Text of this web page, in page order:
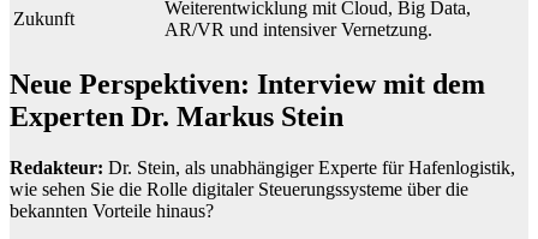
Zukunft
Weiterentwicklung mit Cloud, Big Data,
AR/VR und intensiver Vernetzung.
Neue Perspektiven: Interview mit dem
Experten Dr. Markus Stein
Redakteur: Dr. Stein, als unabhängiger Experte für Hafenlogistik,
wie sehen Sie die Rolle digitaler Steuerungssysteme über die
bekannten Vorteile hinaus?